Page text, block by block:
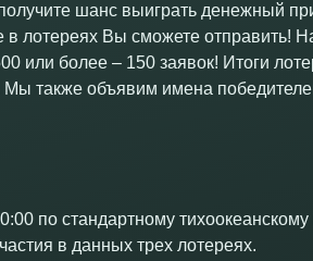
шанс выиграть денежный
в лотереях Вы сможете отправить!
или более – 150 заявок! Итоги
также объявим имена
по стандартному
в данных трех лотереях.